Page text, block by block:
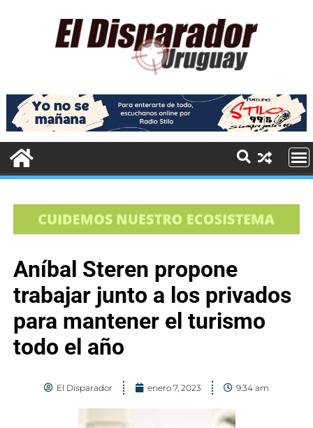
Aníbal Steren propone
trabajar junto a los privados
para mantener el turismo
todo el año
El Disparador enero 7, 2023 9:34 am